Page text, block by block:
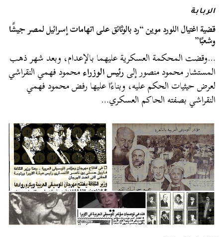
الربابة
قضية اغتيال اللورد موين “رد بالوثائق على اتهامات إسرائيل لمصر جيشًا
وشعبًا”
…وقضت المحكمة العسكرية عليهما بالإعدام، وبعد شهر ذهب
المستشار محمود منصور إلىرئيس الوزراءمحمود فهمي النقراشي
لعرض حيثيات الحكم عليه، وبناءًا عليها رفض محمود فهمي
النقراشي بصفته الحاكم العسكري…